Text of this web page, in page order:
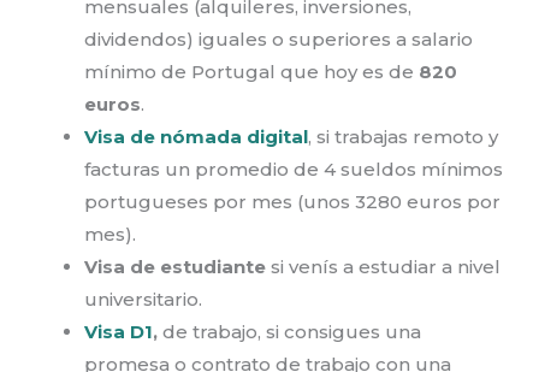
mensuales (alquileres, inversiones,
dividendos) iguales o superiores a salario
mínimo de Portugal que hoy es de 820
euros.
Visa de nómada digital, si trabajas remoto y
facturas un promedio de 4 sueldos mínimos
portugueses por mes (unos 3280 euros por
mes).
Visa de estudiante si venís a estudiar a nivel
universitario.
Visa D1, de trabajo, si consigues una
promesa o contrato de trabajo con una